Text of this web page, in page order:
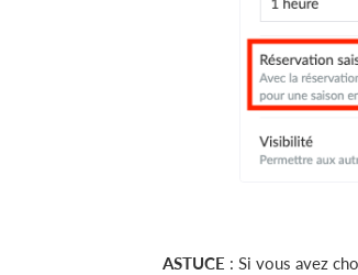
ASTUCE : Si vous avez